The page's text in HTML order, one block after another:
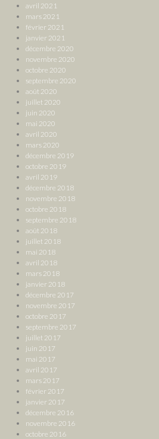
avril 2021
mars 2021
février 2021
janvier 2021
décembre 2020
novembre 2020
octobre 2020
septembre 2020
août 2020
juillet 2020
juin 2020
mai 2020
avril 2020
mars 2020
décembre 2019
octobre 2019
avril 2019
décembre 2018
novembre 2018
octobre 2018
septembre 2018
août 2018
juillet 2018
mai 2018
avril 2018
mars 2018
janvier 2018
décembre 2017
novembre 2017
octobre 2017
septembre 2017
juillet 2017
juin 2017
mai 2017
avril 2017
mars 2017
février 2017
janvier 2017
décembre 2016
novembre 2016
octobre 2016